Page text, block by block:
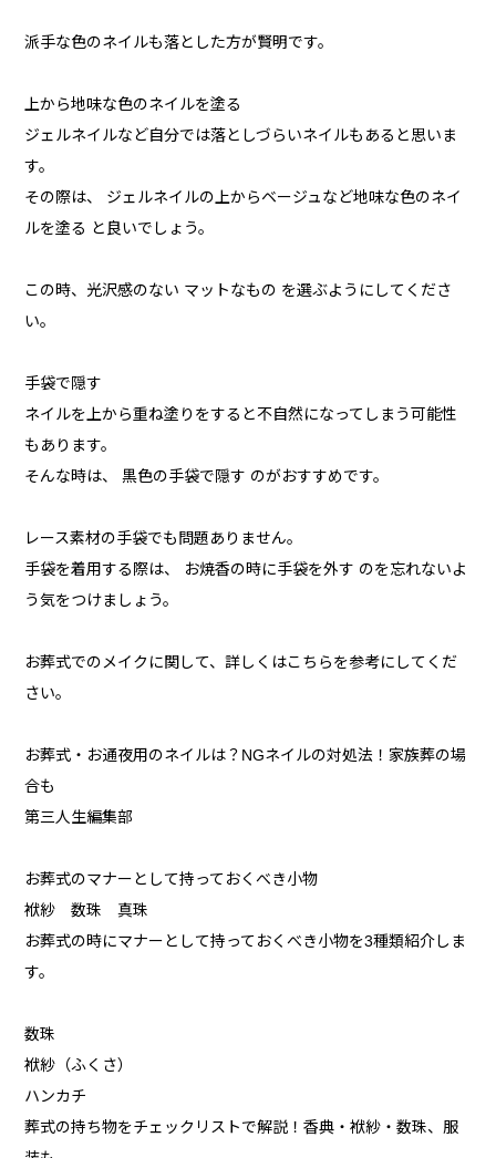
派手な色のネイルも落とした方が賢明です。
上から地味な色のネイルを塗る
ジェルネイルなど自分では落としづらいネイルもあると思いま
す。
その際は、 ジェルネイルの上からベージュなど地味な色のネイ
ルを塗る と良いでしょう。
この時、光沢感のない マットなもの を選ぶようにしてくださ
い。
手袋で隠す
ネイルを上から重ね塗りをすると不自然になってしまう可能性
もあります。
そんな時は、 黒色の手袋で隠す のがおすすめです。
レース素材の手袋でも問題ありません。
手袋を着用する際は、 お焼香の時に手袋を外す のを忘れないよ
う気をつけましょう。
お葬式でのメイクに関して、詳しくはこちらを参考にしてくだ
さい。
お葬式・お通夜用のネイルは？NGネイルの対処法！家族葬の場
合も
第三人生編集部
お葬式のマナーとして持っておくべき小物
袱紗 数珠 真珠
お葬式の時にマナーとして持っておくべき小物を3種類紹介しま
す。
数珠
袱紗（ふくさ）
ハンカチ
葬式の持ち物をチェックリストで解説！香典・袱紗・数珠、服